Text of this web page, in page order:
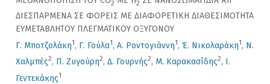
2 2
ΔΙΕΣΠΑΡΜΕΝΑ ΣΕ ΦΟΡΕΙΣ ΜΕ ΔΙΑΦΟΡΕΤΙΚΗ ΔΙΑΘΕΣΙΜΟΤΗΤΑ
ΕΥΜΕΤΑΒΛΗΤΟΥ ΠΛΕΓΜΑΤΙΚΟΥ ΟΞΥΓΟΝΟΥ
Γ. Μποτζολάκη1, Γ. Γούλα1, Α. Ροντογιάννη1, Έ. Νικολαράκη1, Ν.
Χαλμπές2, Π. Ζυγούρη2, Δ. Γουρνής2, Μ. Καρακασίδης2, Ι.
Γεντεκάκης1